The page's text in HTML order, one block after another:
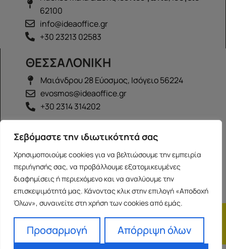
Σεβόμαστε την ιδιωτικότητά σας
Χρησιμοποιούμε cookies για να βελτιώσουμε την εμπειρία
περιήγησής σας, να προβάλλουμε εξατομικευμένες
διαφημίσεις ή περιεχόμενο και να αναλύουμε την
επισκεψιμότητά μας. Κάνοντας κλικ στην επιλογή «Αποδοχή
Όλων», συναινείτε στη χρήση των cookies από εμάς.
Προσαρμογή Απόρριψη όλων
62100
info@ideaoffice.gr
+30 23213 02583
ΘΕΣΣΑΛΟΝΙΚΗ
Μαιάνδρου 28 Εύοσμος, Ισόγειο 56224
evosmos@ideaoffice.gr
+30 2314 314202
ΙΩΑΝΝΙΝΑ
Γεώργιου Καραϊσκάκη 38, Ισόγειο 45444
ioannina@ideaoffice.gr
+30 26516 08616
Franchise
Όροι Χρήσης